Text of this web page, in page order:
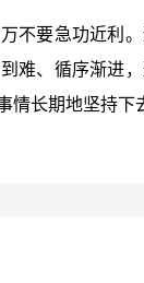
不要急功近利
难、循序渐进
情长期地坚持下